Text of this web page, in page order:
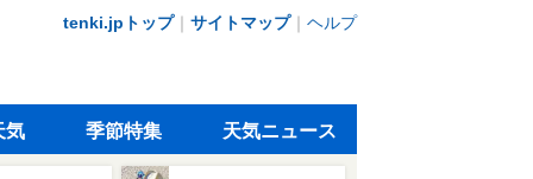
tenki.jpトップ｜ サイトマップ｜ ヘルプ
気 季節特集 天気ニュース